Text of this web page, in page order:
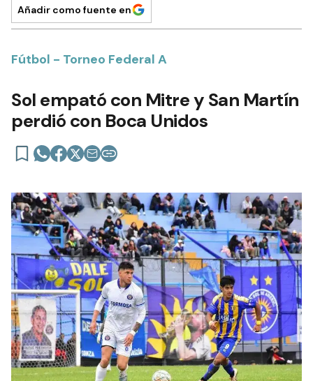
Añadir como fuente en
Fútbol - Torneo Federal A
Sol empató con Mitre y San Martín
perdió con Boca Unidos